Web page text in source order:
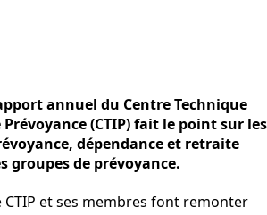
annuel du Centre Technique
(CTIP) fait le point sur les
dépendance et retraite
groupes de prévoyance.
CTIP et ses membres font remonter